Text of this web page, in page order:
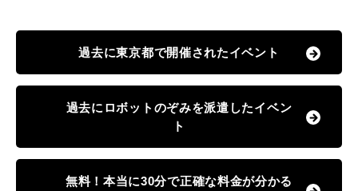
過去に東京都で開催されたイベント
過去にロボットのぞみを派遣したイベン
ト
無料！本当に30分で正確な料金が分かる